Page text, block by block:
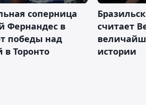
соперница
Фернандес в
победы над
в Торонто
считает
истории